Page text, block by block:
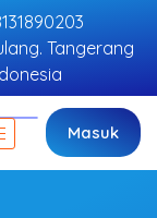
Tangerang
Masuk